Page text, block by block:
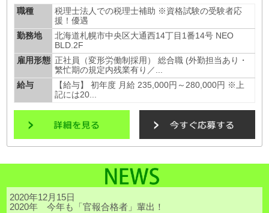
職種
税理士法人での税理士補助 ※資格試験の受験者応
援！優遇
勤務地
北海道札幌市中央区大通西14丁目1番14号 NEO
BLD.2F
雇用形態 正社員（変形労働制採用） 総合職 (外勤担当あり・
繁忙期の規定内残業有り／...
給与
【給与】 初年度 月給 235,000円～280,000円 ※上
記には20...
2020年12月15日
2020年 今年も「官報合格者」輩出！